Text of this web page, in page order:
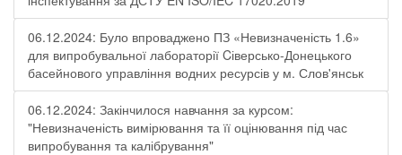
06.12.2024: Було впроваджено ПЗ «Невизначеність 1.6»
для випробувальної лабораторії Cіверсько-Донецького
басейнового управління водних ресурсів у м. Слов'янськ
06.12.2024: Закінчилося навчання за курсом:
"Невизначеність вимірювання та її оцінювання під час
випробування та калібрування"